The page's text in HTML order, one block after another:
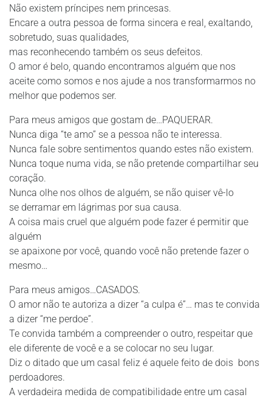
Não existem príncipes nem princesas.
Encare a outra pessoa de forma sincera e real, exaltando,
sobretudo, suas qualidades,
mas reconhecendo também os seus defeitos.
O amor é belo, quando encontramos alguém que nos
aceite como somos e nos ajude a nos transformarmos no
melhor que podemos ser.
Para meus amigos que gostam de…PAQUERAR.
Nunca diga “te amo” se a pessoa não te interessa.
Nunca fale sobre sentimentos quando estes não existem.
Nunca toque numa vida, se não pretende compartilhar seu
coração.
Nunca olhe nos olhos de alguém, se não quiser vê-lo
se derramar em lágrimas por sua causa.
A coisa mais cruel que alguém pode fazer é permitir que
alguém
se apaixone por você, quando você não pretende fazer o
mesmo…
Para meus amigos…CASADOS.
O amor não te autoriza a dizer “a culpa é”… mas te convida
a dizer “me perdoe”.
Te convida também a compreender o outro, respeitar que
ele diferente de você e a se colocar no seu lugar.
Diz o ditado que um casal feliz é aquele feito de dois bons
perdoadores.
A verdadeira medida de compatibilidade entre um casal